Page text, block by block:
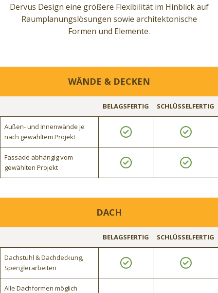
Dervus Design eine größere Flexibilität im Hinblick auf
Raumplanungslösungen sowie architektonische
Formen und Elemente.
WÄNDE & DECKEN
BELAGSFERTIG SCHLÜSSELFERTIG
Außen- und Innenwände je
nach gewähltem Projekt
Fassade abhängig vom
gewählten Projekt
DACH
BELAGSFERTIG SCHLÜSSELFERTIG
Dachstuhl & Dachdeckung,
Spenglerarbeiten
Alle Dachformen möglich